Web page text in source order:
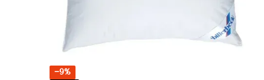
−9%